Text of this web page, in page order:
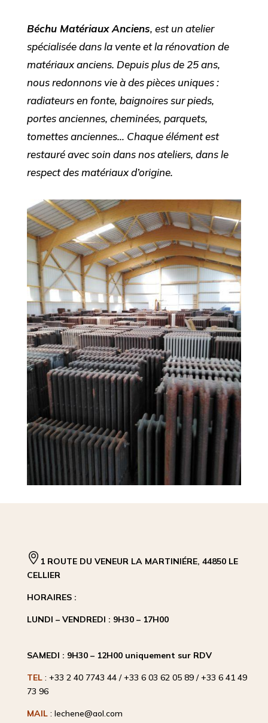
Béchu Matériaux Anciens, est un atelier
spécialisée dans la vente et la rénovation de
matériaux anciens. Depuis plus de 25 ans,
nous redonnons vie à des pièces uniques :
radiateurs en fonte, baignoires sur pieds,
portes anciennes, cheminées, parquets,
tomettes anciennes… Chaque élément est
restauré avec soin dans nos ateliers, dans le
respect des matériaux d’origine.
1 ROUTE DU VENEUR LA MARTINIÉRE, 44850 LE
CELLIER
HORAIRES :
LUNDI – VENDREDI : 9H30 – 17H00
SAMEDI : 9H30 – 12H00 uniquement sur RDV
TEL : +33 2 40 7743 44 / +33 6 03 62 05 89 / +33 6 41 49
73 96
MAIL: lechene@aol.com